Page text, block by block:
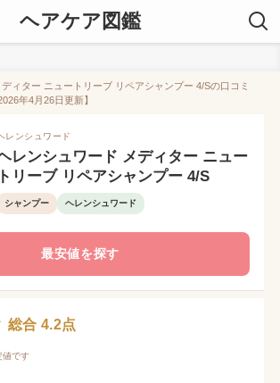
ヘアケア図鑑
ィター ニュートリーブ リペアシャンプー 4/Sの口コミ
年4月26日更新】
レンシュワード
レンシュワード メディター ニュー
トリーブ リペアシャンプー 4/S
シャンプー ヘレンシュワード
最安値を探す
総合 4.2点
値です